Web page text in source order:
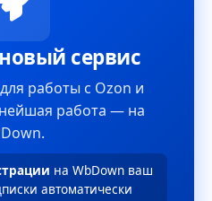
сервис
работы с Ozon и
работа — на
на WbDown ваш
автоматически